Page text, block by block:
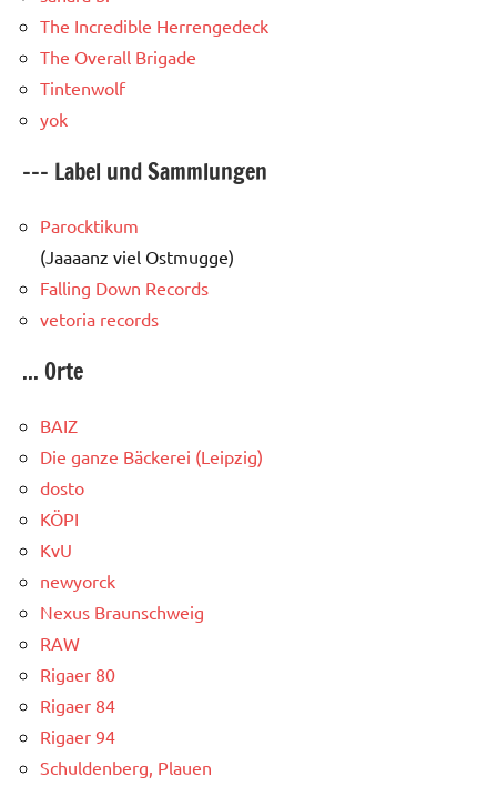
The Incredible Herrengedeck
The Overall Brigade
Tintenwolf
yok
--- Label und Sammlungen
Parocktikum
(Jaaaanz viel Ostmugge)
Falling Down Records
vetoria records
... Orte
BAIZ
Die ganze Bäckerei (Leipzig)
dosto
KÖPI
KvU
newyorck
Nexus Braunschweig
RAW
Rigaer 80
Rigaer 84
Rigaer 94
Schuldenberg, Plauen